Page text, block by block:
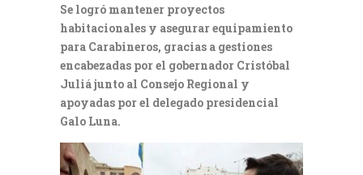
Se logró mantener proyectos
habitacionales y asegurar equipamiento
para Carabineros, gracias a gestiones
encabezadas por el gobernador Cristóbal
Juliá junto al Consejo Regional y
apoyadas por el delegado presidencial
Galo Luna.